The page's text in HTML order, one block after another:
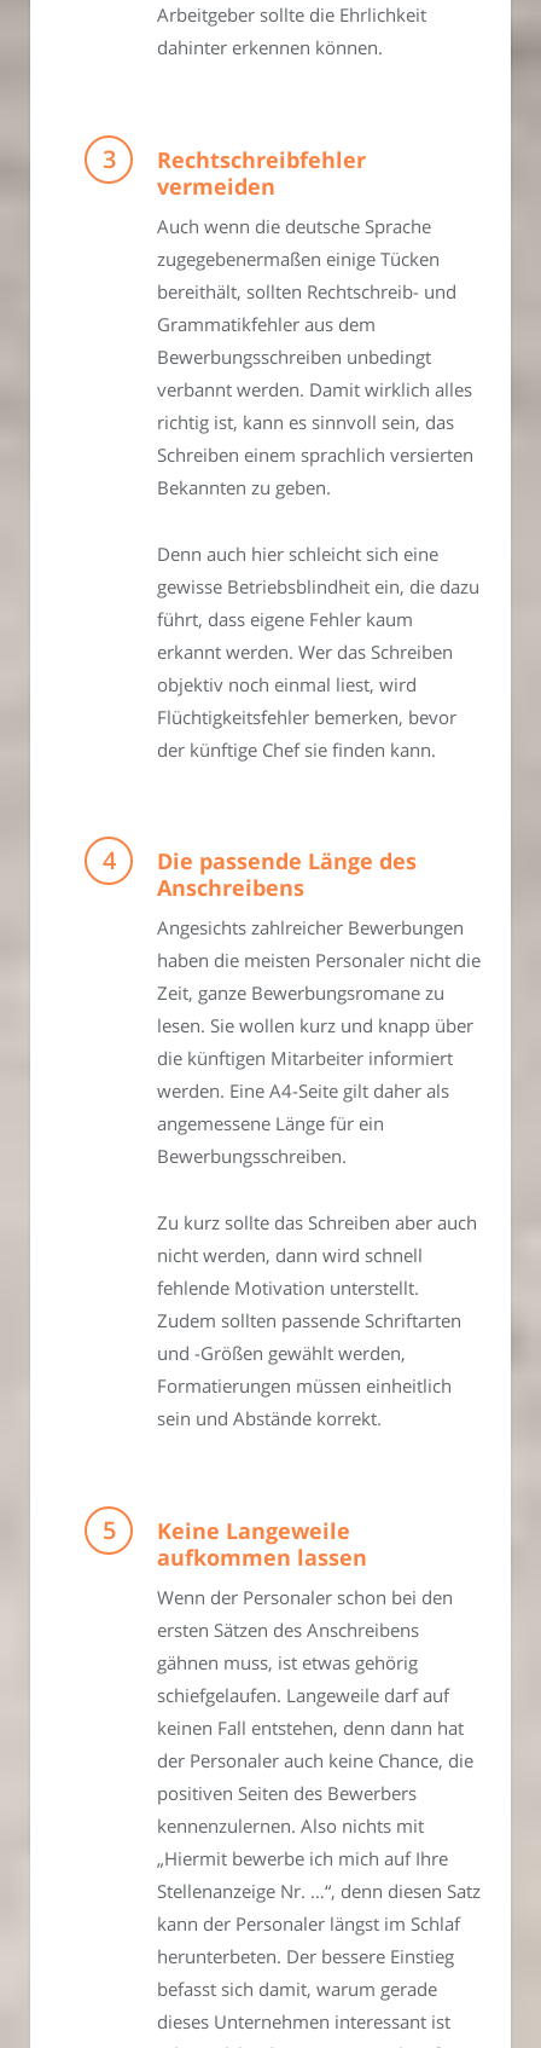
Arbeitgeber sollte die Ehrlichkeit
dahinter erkennen können.
Rechtschreibfehler
vermeiden
Auch wenn die deutsche Sprache
zugegebenermaßen einige Tücken
bereithält, sollten Rechtschreib- und
Grammatikfehler aus dem
Bewerbungsschreiben unbedingt
verbannt werden. Damit wirklich alles
richtig ist, kann es sinnvoll sein, das
Schreiben einem sprachlich versierten
Bekannten zu geben.
Denn auch hier schleicht sich eine
gewisse Betriebsblindheit ein, die dazu
führt, dass eigene Fehler kaum
erkannt werden. Wer das Schreiben
objektiv noch einmal liest, wird
Flüchtigkeitsfehler bemerken, bevor
der künftige Chef sie finden kann.
Die passende Länge des
Anschreibens
Angesichts zahlreicher Bewerbungen
haben die meisten Personaler nicht die
Zeit, ganze Bewerbungsromane zu
lesen. Sie wollen kurz und knapp über
die künftigen Mitarbeiter informiert
werden. Eine A4-Seite gilt daher als
angemessene Länge für ein
Bewerbungsschreiben.
Zu kurz sollte das Schreiben aber auch
nicht werden, dann wird schnell
fehlende Motivation unterstellt.
Zudem sollten passende Schriftarten
und -Größen gewählt werden,
Formatierungen müssen einheitlich
sein und Abstände korrekt.
Keine Langeweile
aufkommen lassen
Wenn der Personaler schon bei den
ersten Sätzen des Anschreibens
gähnen muss, ist etwas gehörig
schiefgelaufen. Langeweile darf auf
keinen Fall entstehen, denn dann hat
der Personaler auch keine Chance, die
positiven Seiten des Bewerbers
kennenzulernen. Also nichts mit
„Hiermit bewerbe ich mich auf Ihre
Stellenanzeige Nr. …“, denn diesen Satz
kann der Personaler längst im Schlaf
herunterbeten. Der bessere Einstieg
befasst sich damit, warum gerade
dieses Unternehmen interessant ist